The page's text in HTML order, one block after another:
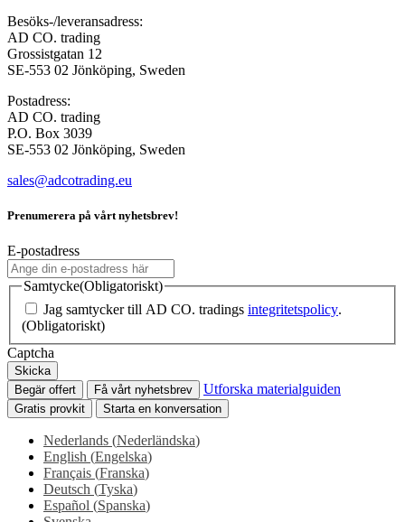
Besöks-/leveransadress:
AD CO. trading
Grossistgatan 12
SE-553 02 Jönköping, Sweden
Postadress:
AD CO. trading
P.O. Box 3039
SE-553 02 Jönköping, Sweden
sales@adcotrading.eu
Prenumerera på vårt nyhetsbrev!
E-postadress
Samtycke(Obligatoriskt)
Jag samtycker till AD CO. tradings integritetspolicy.
(Obligatoriskt)
Captcha
Skicka
Begär offert
Få vårt nyhetsbrev Utforska materialguiden
Gratis provkit Starta en konversation
Nederlands (Nederländska)
English (Engelska)
Français (Franska)
Deutsch (Tyska)
Español (Spanska)